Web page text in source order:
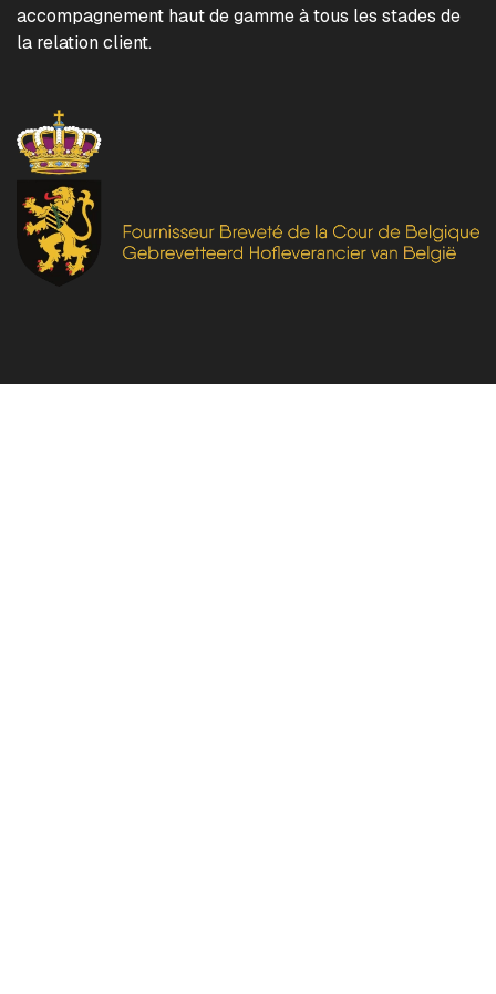
accompagnement haut de gamme à tous les stades de
la relation client.